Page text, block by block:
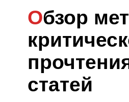
Обзор методов
статей